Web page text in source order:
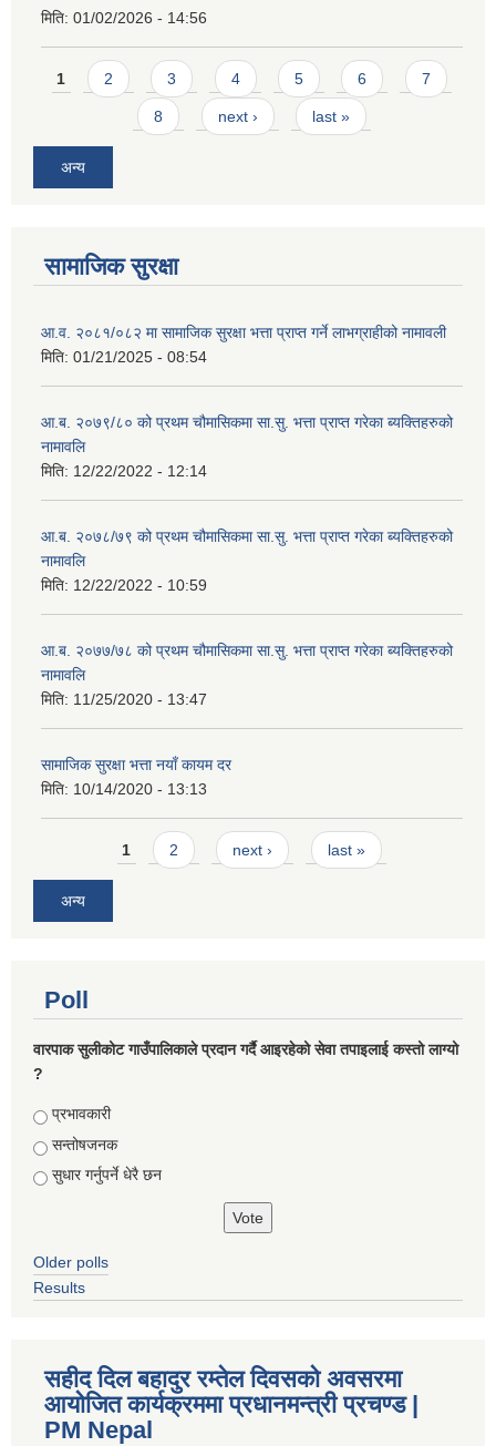
मिति: 01/02/2026 - 14:56
Pages
1 2 3 4 5 6 7
8 next › last »
अन्य
सामाजिक सुरक्षा
आ.व. २०८१/०८२ मा सामाजिक सुरक्षा भत्ता प्राप्त गर्ने लाभग्राहीको नामावली
मिति: 01/21/2025 - 08:54
आ.ब. २०७९/८० को प्रथम चौमासिकमा सा.सु. भत्ता प्राप्त गरेका ब्यक्तिहरुको
नामावलि
मिति: 12/22/2022 - 12:14
आ.ब. २०७८/७९ को प्रथम चौमासिकमा सा.सु. भत्ता प्राप्त गरेका ब्यक्तिहरुको
नामावलि
मिति: 12/22/2022 - 10:59
आ.ब. २०७७/७८ को प्रथम चौमासिकमा सा.सु. भत्ता प्राप्त गरेका ब्यक्तिहरुको
नामावलि
मिति: 11/25/2020 - 13:47
सामाजिक सुरक्षा भत्ता नयाँ कायम दर
मिति: 10/14/2020 - 13:13
Pages1 2 next › last »
अन्य
Poll
वारपाक सुलीकोट गाउँपालिकाले प्रदान गर्दै आइरहेको सेवा तपाइलाई कस्तो लाग्यो
?
Choices
प्रभावकारी
सन्तोषजनक
सुधार गर्नुपर्ने धेरै छन
Older polls
Results
सहीद दिल बहादुर रम्तेल दिवसको अवसरमा
आयोजित कार्यक्रममा प्रधानमन्त्री प्रचण्ड |
PM Nepal